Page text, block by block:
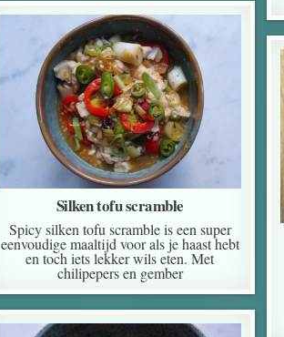
Silken tofu scramble
Spicy silken tofu scramble is een super
eenvoudige maaltijd voor als je haast hebt
en toch iets lekker wils eten. Met
chilipepers en gember